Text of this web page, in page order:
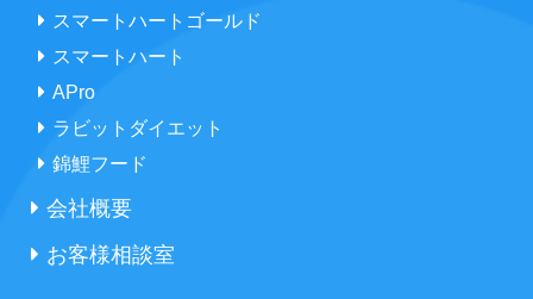
スマートハートゴールド
スマートハート
APro
ラビットダイエット
錦鯉フード
会社概要
お客様相談室